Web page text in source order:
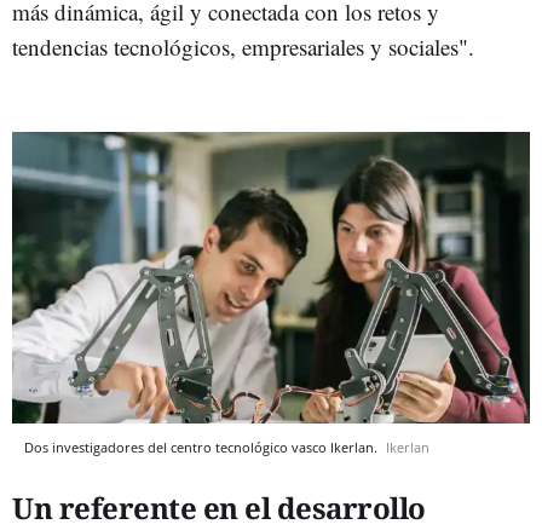
más dinámica, ágil y conectada con los retos y
tendencias tecnológicos, empresariales y sociales".
Dos investigadores del centro tecnológico vasco Ikerlan. Ikerlan
Un referente en el desarrollo